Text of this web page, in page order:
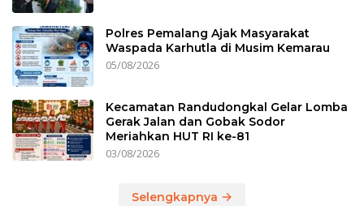
Polres Pemalang Ajak Masyarakat
Waspada Karhutla di Musim Kemarau
05/08/2026
Kecamatan Randudongkal Gelar Lomba
Gerak Jalan dan Gobak Sodor
Meriahkan HUT RI ke-81
03/08/2026
Selengkapnya